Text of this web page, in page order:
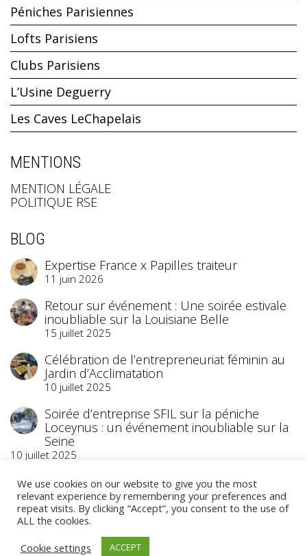
Péniches Parisiennes
Lofts Parisiens
Clubs Parisiens
L’Usine Deguerry
Les Caves LeChapelais
MENTIONS
MENTION LÉGALE
POLITIQUE RSE
BLOG
Expertise France x Papilles traiteur
11 juin 2026
Retour sur événement : Une soirée estivale
inoubliable sur la Louisiane Belle
15 juillet 2025
Célébration de l’entrepreneuriat féminin au
Jardin d’Acclimatation
10 juillet 2025
Soirée d’entreprise SFIL sur la péniche
Loceynus : un événement inoubliable sur la
Seine
10 juillet 2025
©2023 Papilles Traiteur
We use cookies on our website to give you the most
relevant experience by remembering your preferences and
repeat visits. By clicking “Accept”, you consent to the use of
ALL the cookies.
Cookie settings
ACCEPT